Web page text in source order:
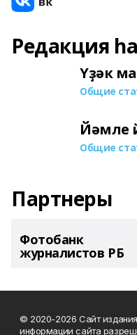
Редакция
Үҙәк
Общие
Йәмле
Общие
Партнеры
Фотобанк
журналистов РБ
© 2020-2026 Сайт
информации сайта